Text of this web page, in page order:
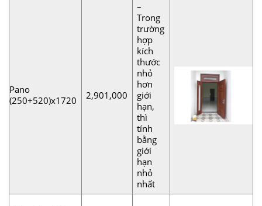
Pano
(250+520)x1720
2,901,000
–
Trong
trường
hợp
kích
thước
nhỏ
hơn
giới
hạn,
thì
tính
bằng
giới
hạn
nhỏ
nhất